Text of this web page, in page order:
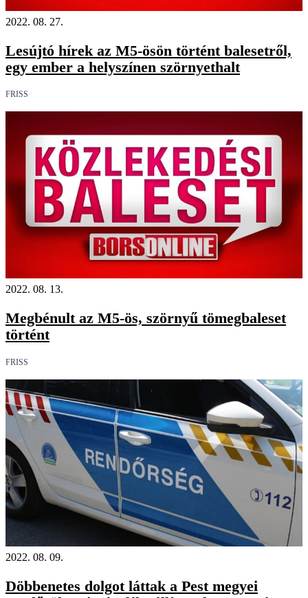
2022. 08. 27.
Lesújtó hírek az M5-ösön történt balesetről,
egy ember a helyszínen szörnyethalt
FRISS
2022. 08. 13.
Megbénult az M5-ös, szörnyű tömegbaleset
történt
FRISS
2022. 08. 09.
Döbbenetes dolgot láttak a Pest megyei